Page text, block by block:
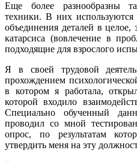
Еще более разнообразны
техники. В них
объединения деталей в целое,
катарсиса (вовлечение в
подходящие для взрослого
Я в своей трудовой
прохождением
в котором я работала,
которой входило
Специально обученный
проводил со мной
опрос, по результатам
утвердить меня на эту